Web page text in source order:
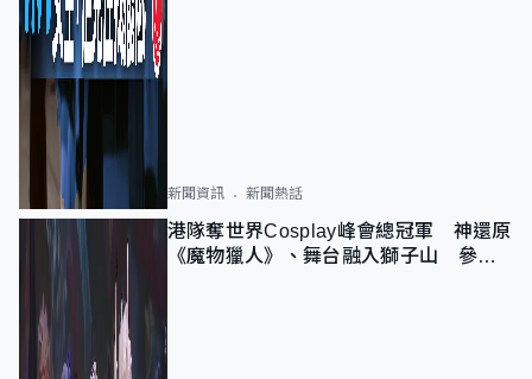
新聞資訊 新聞熱話
港隊奪世界Cosplay峰會總冠軍 神還原
《魔物獵人》、舞台融入獅子山 參賽